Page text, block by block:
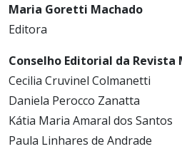
Maria Goretti Machado
Editora
Conselho Editorial da Revista
Cecilia Cruvinel Colmanetti
Daniela Perocco Zanatta
Kátia Maria Amaral dos Santos
Paula Linhares de Andrade